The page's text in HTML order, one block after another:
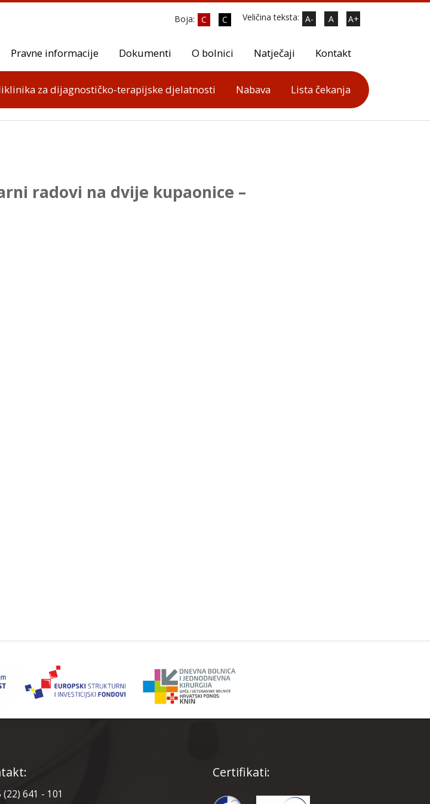
C C
Boja: A- A A+
Veličina teksta:
Pravne informacije Dokumenti O bolnici Natječaji Kontakt
za dijagnostičko-terapijske djelatnosti Nabava Lista čekanja
radovi na dvije kupaonice –
(22) 641 - 101
Certifikati: